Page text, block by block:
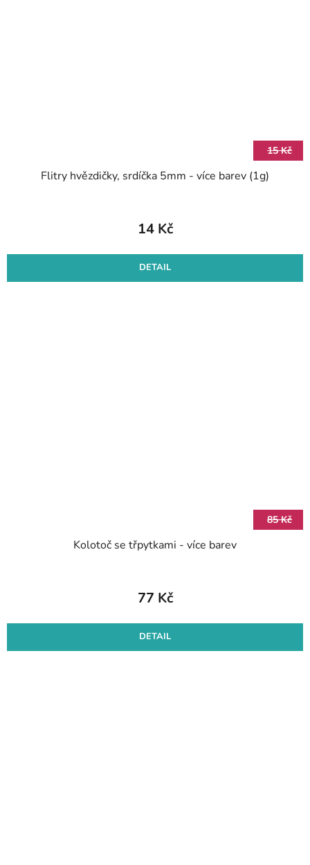
15 Kč
Flitry hvězdičky, srdíčka 5mm - více barev (1g)
14 Kč
DETAIL
85 Kč
Kolotoč se třpytkami - více barev
77 Kč
DETAIL